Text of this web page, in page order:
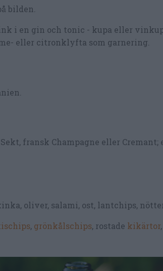
bilden.
i en gin och tonic - kupa eller
eller citronklyfta som garnering.
fransk Champagne eller Cremant;
oliver, salami, ost, lantchips,
, grönkålschips, rostade kikärtor